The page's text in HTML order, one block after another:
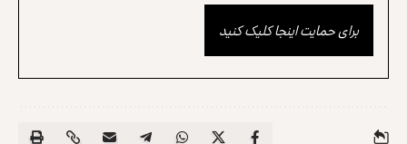
برای حمایت اینجا کلیک کنید